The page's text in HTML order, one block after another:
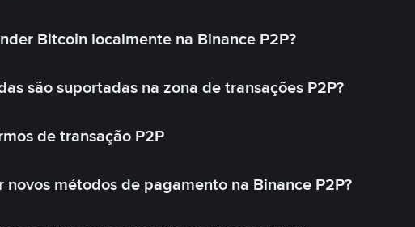
Bitcoin localmente na Binance P2P?
são suportadas na zona de transações P2P?
de transação P2P
novos métodos de pagamento na Binance P2P?